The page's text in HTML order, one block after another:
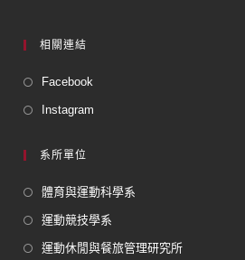
相關連結
Facebook
Instagram
系所單位
體育與運動科學系
運動競技學系
運動休閒與餐旅管理研究所